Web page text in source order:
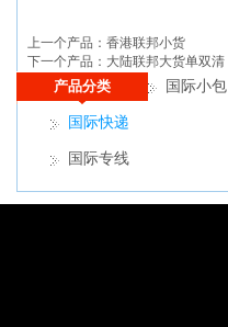
上一个产品： 香港联邦小货
下一个产品： 大陆联邦大货单双清
产品分类 国际小包
国际快递
国际专线